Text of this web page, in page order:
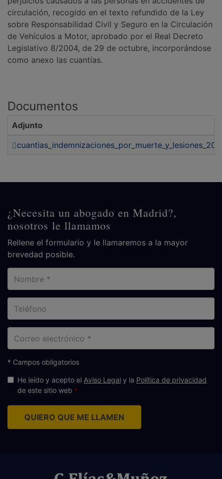
circulación, recogido en el texto refundido de la Ley
sobre Responsabilidad Civil y Seguro en la Circulación
de Vehículos a Motor, aprobado por el Real Decreto
Legislativo 8/2004, de 29 de octubre, incorporándose
como anexo las cuantías.
Documentos
Adjunto
¿Necesita un abogado en Madrid?,
nosotros le llamamos
Rellene el formulario y le llamaremos a la mayor
brevedad posible.
electrónico
* Campos obligatorios
He leído y acepto el Aviso Legal y la Política de privacidad
de este sitio web
QUIERO QUE ME LLAMEN